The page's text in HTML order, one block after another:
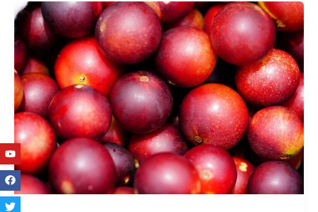
Youtube
Facebook
Twitter
Linkedin
Instagram